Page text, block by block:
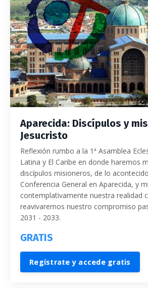
Aparecida: Discípulos y
Jesucristo
Reflexión rumbo a la 1ª Asamblea
Latina y El Caribe en donde haremos
discípulos misioneros, de lo
Conferencia General en Aparecida, y
contemplativamente nuestra realidad
reavivaremos nuestro compromiso
2031 - 2033.
GRATIS
Regístrate y accede gratis